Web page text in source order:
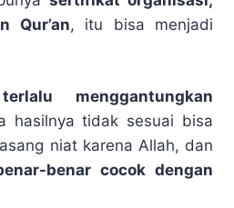
Qur’an, itu bisa menjadi
menggantungkan
hasilnya tidak sesuai bisa
niat karena Allah, dan
benar cocok dengan